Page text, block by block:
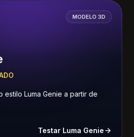
MODELO 3D
estilo Luma Genie a partir de
Testar Luma Genie